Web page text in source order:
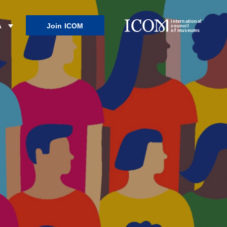
Join ICOM
international
council
of museums